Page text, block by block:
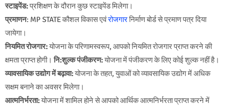
स्टाइपेंड:प्रशिक्षण के दौरान कुछ स्टाइपेंड मिलेगा।
प्रमाणन: MP STATE कौशल विकास एवंरोजगारनिर्माण बोर्ड से प्रमाण पत्र दिया
जायेगा।
नियमित रोजगार:योजना के परिणामस्वरूप, आपको नियमित रोजगार प्राप्त करने की
क्षमता प्राप्त होगी।नि:शुल्क पंजीकरण:योजना में पंजीकरण के लिए कोई शुल्क नहीं है।
व्यावसायिक उद्योग में बढ़ावा:योजना के तहत, युवाओं को व्यावसायिक उद्योग में अधिक
सक्षम बनाने का अवसर मिलेगा।
आत्मनिर्भरता:योजना में शामिल होने से आपको आर्थिक आत्मनिर्भरता प्राप्त करने में